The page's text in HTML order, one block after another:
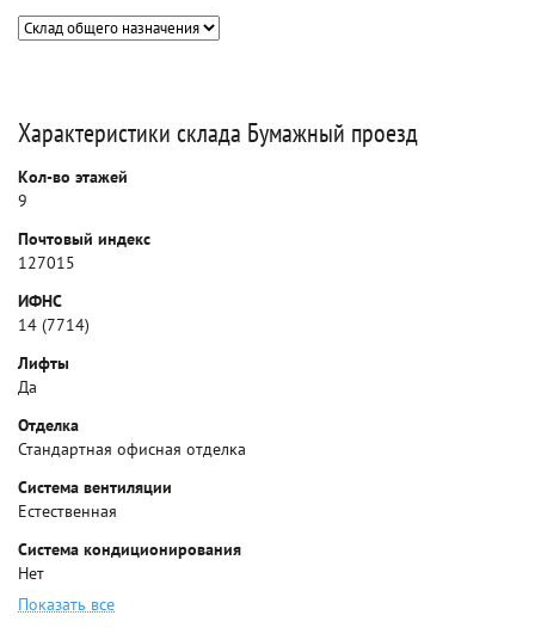
Характеристики склада Бумажный проезд
Кол-во этажей
9
Почтовый индекс
127015
ИФНС
14 (7714)
Лифты
Да
Отделка
Стандартная офисная отделка
Система вентиляции
Естественная
Система кондиционирования
Нет
Показать все